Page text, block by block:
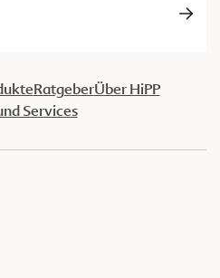
RatgeberÜber HiPP
Services